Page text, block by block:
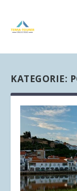
KATEGORIE: